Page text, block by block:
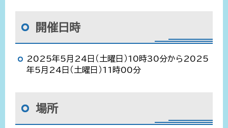
開催日時
2025年5月24日（土曜日）10時30分から2025
年5月24日（土曜日）11時00分
場所